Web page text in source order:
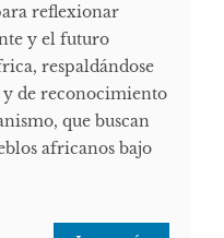
reflexionar
y el futuro
respaldándose
de reconocimiento
que buscan
africanos bajo